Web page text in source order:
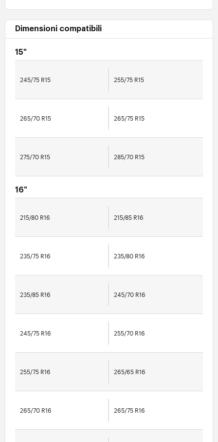
Dimensioni compatibili
15"
245/75 R15 255/75 R15
265/70 R15 265/75 R15
275/70 R15 285/70 R15
16"
215/80 R16 215/85 R16
235/75 R16 235/80 R16
235/85 R16 245/70 R16
245/75 R16 255/70 R16
255/75 R16 265/65 R16
265/70 R16 265/75 R16